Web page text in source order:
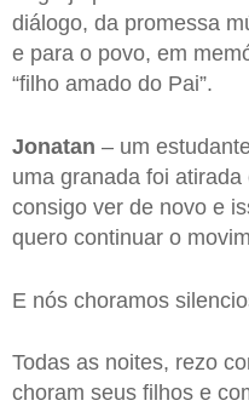
diálogo, da promessa
e para o povo, em
“filho amado do Pai”.
Jonatan – um
uma granada foi
consigo ver de novo e
quero continuar o
E nós choramos
Todas as noites, rezo
choram seus filhos e